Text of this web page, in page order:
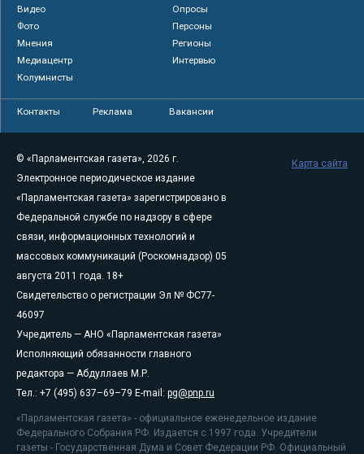
Видео
Опросы
Фото
Персоны
Мнения
Регионы
Медиацентр
Интервью
Колумнисты
Контакты Реклама Вакансии
© «Парламентская газета», 2026 г.
Электронное периодическое издание
«Парламентская газета» зарегистрировано в
Федеральной службе по надзору в сфере
связи, информационных технологий и
массовых коммуникаций (Роскомнадзор) 05
августа 2011 года. 18+
Свидетельство о регистрации Эл № ФС77-
46097
Учредитель — АНО «Парламентская газета»
Исполняющий обязанности главного
редактора — Абдуллаев М.Р.
Тел.: +7 (495) 637–69–79 E-mail: pg@pnp.ru
«Парламентская газета» - официальное еженедельное издание
Федерального Собрания РФ. Издается с 1997 года. Учредители
газеты - Государственная Дума и Совет Федерации РФ. Официальный
Карта сайта